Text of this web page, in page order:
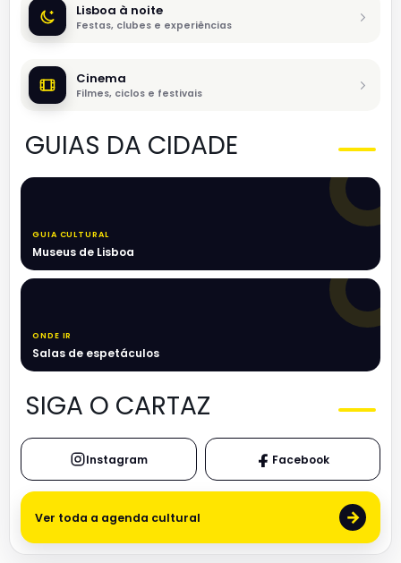
Lisboa à noite
Festas, clubes e experiências
Cinema
Filmes, ciclos e festivais
GUIAS DA CIDADE
GUIA CULTURAL
Museus de Lisboa
ONDE IR
Salas de espetáculos
SIGA O CARTAZ
Instagram Facebook
Ver toda a agenda cultural →